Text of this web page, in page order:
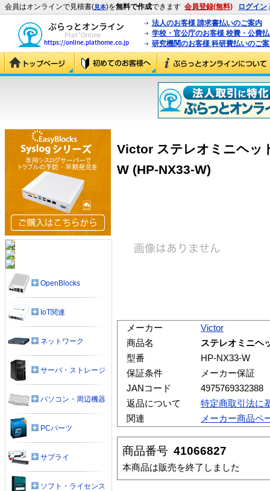
会員はオンラインで見積書(見本)を無料で作成できます 会員登録(無料) ログイン
法人のお客様 請求書払いのご案内
学校・官公庁のお客様 校費・公費
研究機関のお客様 科研費払いのご
Victor ステレオミニヘッ
W (HP-NX33-W)
メーカー
Victor
商品名
ステレオミニヘ
型番
HP-NX33-W
保証条件
メーカー保証
JANコード
4975769332388
返品について
特定商取引法に
関連
メーカー商品ペ
商品番号 41066827
本商品は販売を終了しました
OpenBlocks
IoT関連
ネットワーク
サーバ・ストレージ
パソコン・周辺機器
PCパーツ
サプライ
ソフト・ライセンス